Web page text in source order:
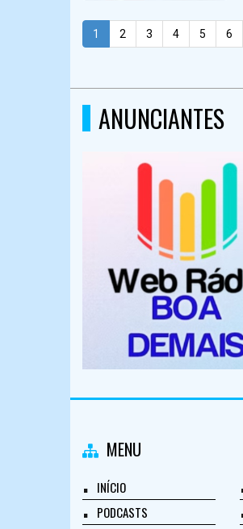
1 2 3 4 5 6
ANUNCIANTES
MENU
INÍCIO
PODCASTS